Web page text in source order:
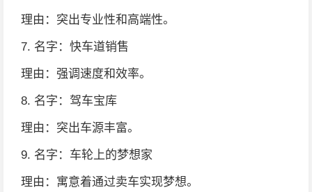
理由：突出专业性和高端性。
7. 名字：快车道销售
理由：强调速度和效率。
8. 名字：驾车宝库
理由：突出车源丰富。
9. 名字：车轮上的梦想家
理由：寓意着通过卖车实现梦想。